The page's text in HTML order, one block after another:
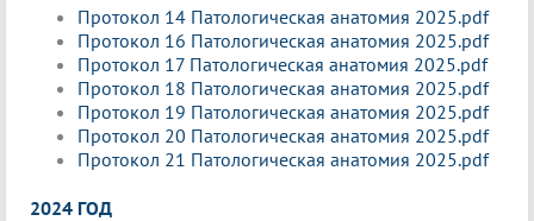
Протокол 14 Патологическая анатомия 2025.pdf
Протокол 16 Патологическая анатомия 2025.pdf
Протокол 17 Патологическая анатомия 2025.pdf
Протокол 18 Патологическая анатомия 2025.pdf
Протокол 19 Патологическая анатомия 2025.pdf
Протокол 20 Патологическая анатомия 2025.pdf
Протокол 21 Патологическая анатомия 2025.pdf
2024 ГОД